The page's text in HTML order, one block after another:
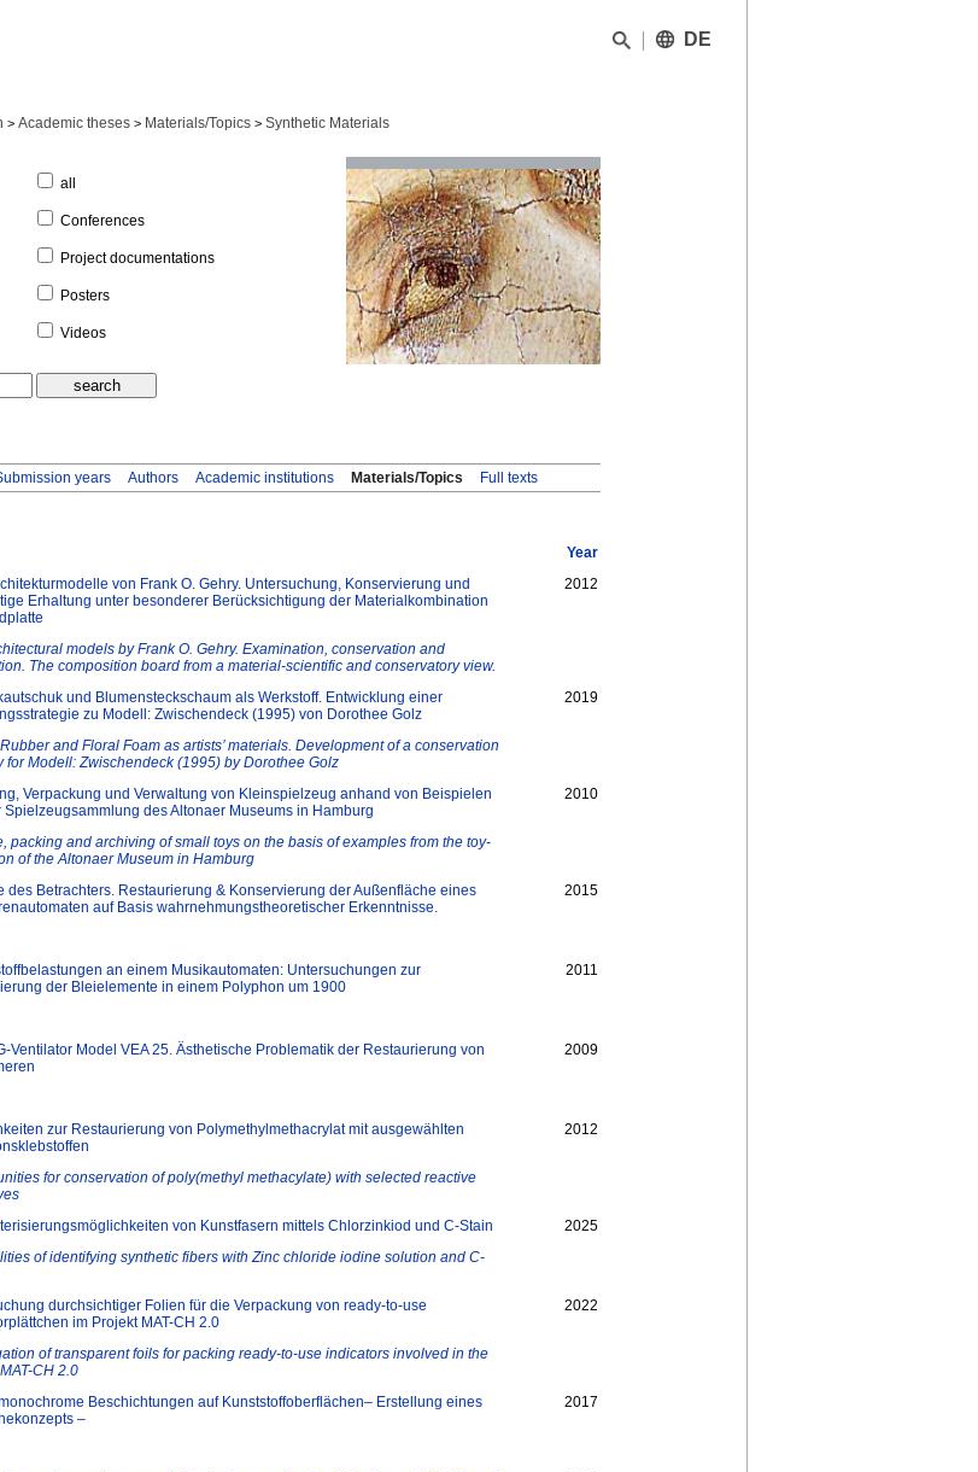
DE
> Academic theses > Materials/Topics > Synthetic Materials
all
Conferences
Project documentations
Posters
Videos
years Authors Academic institutions Materials/Topics Full texts
Year
von Frank O. Gehry. Untersuchung, Konservierung und
Erhaltung unter besonderer Berücksichtigung der Materialkombination
2012
models by Frank O. Gehry. Examination, conservation and
The composition board from a material-scientific and conservatory view.
und Blumensteckschaum als Werkstoff. Entwicklung einer
zu Modell: Zwischendeck (1995) von Dorothee Golz
2019
and Floral Foam as artists’ materials. Development of a conservation
for Modell: Zwischendeck (1995) by Dorothee Golz
Verpackung und Verwaltung von Kleinspielzeug anhand von Beispielen
Spielzeugsammlung des Altonaer Museums in Hamburg
2010
packing and archiving of small toys on the basis of examples from the toy-
of the Altonaer Museum in Hamburg
des Betrachters. Restaurierung & Konservierung der Außenfläche eines
auf Basis wahrnehmungstheoretischer Erkenntnisse.
2015
an einem Musikautomaten: Untersuchungen zur
der Bleielemente in einem Polyphon um 1900
2011
Ventilator Model VEA 25. Ästhetische Problematik der Restaurierung von
2009
zur Restaurierung von Polymethylmethacrylat mit ausgewählten
2012
for conservation of poly(methyl methacylate) with selected reactive
von Kunstfasern mittels Chlorzinkiod und C-Stain
2025
of identifying synthetic fibers with Zinc chloride iodine solution and C-
durchsichtiger Folien für die Verpackung von ready-to-use
im Projekt MAT-CH 2.0
2022
of transparent foils for packing ready-to-use indicators involved in the
CH 2.0
Beschichtungen auf Kunststoffoberflächen– Erstellung eines
–
2017